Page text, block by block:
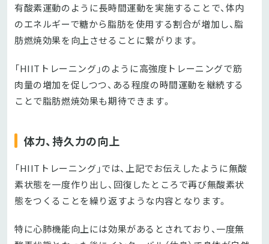
有酸素運動のように長時間運動を実施することで、体内
のエネルギーで糖から脂肪を使用する割合が増加し、脂
肪燃焼効果を向上させることに繋がります。
「HIITトレーニング」のように高強度トレーニングで筋
肉量の増加を促しつつ、ある程度の時間運動を継続する
ことで脂肪燃焼効果も期待できます。
体力、持久力の向上
「HIITトレーニング」では、上記でお伝えしたように無酸
素状態を一度作り出し、回復したところで再び無酸素状
態をつくることを繰り返すような内容となります。
特に心肺機能向上には効果があるとされており、一度無